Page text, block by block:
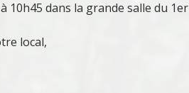
10h45 dans la grande salle du 1er
local,